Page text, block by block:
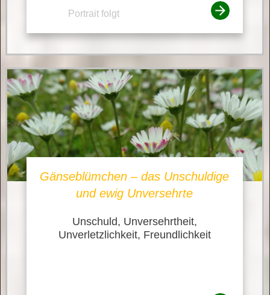
Portrait folgt
Gänseblümchen – das Unschuldige
und ewig Unversehrte
Unschuld, Unversehrtheit,
Unverletzlichkeit, Freundlichkeit